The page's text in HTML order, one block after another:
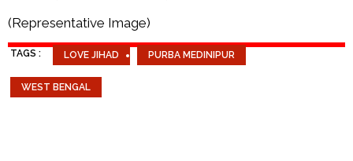
(Representative Image)
TAGS : LOVE JIHAD PURBA MEDINIPUR
WEST BENGAL